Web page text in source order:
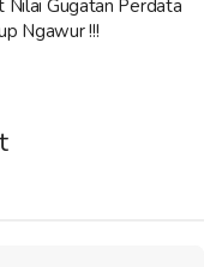
Nilai Gugatan Perdata
Ngawur !!!